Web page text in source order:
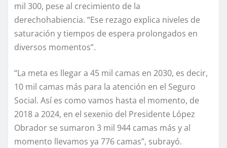
mil 300, pese al crecimiento de la
derechohabiencia. “Ese rezago explica niveles de
saturación y tiempos de espera prolongados en
diversos momentos”.
“La meta es llegar a 45 mil camas en 2030, es decir,
10 mil camas más para la atención en el Seguro
Social. Así es como vamos hasta el momento, de
2018 a 2024, en el sexenio del Presidente López
Obrador se sumaron 3 mil 944 camas más y al
momento llevamos ya 776 camas”, subrayó.